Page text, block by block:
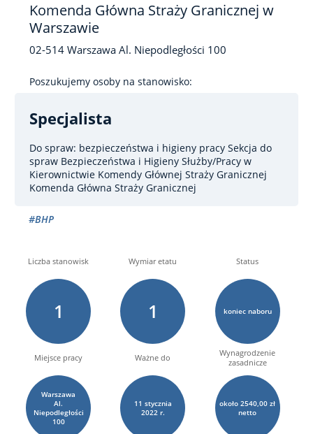
Komenda Główna Straży Granicznej w
Warszawie
02-514 Warszawa Al. Niepodległości 100
Poszukujemy osoby na stanowisko:
Specjalista
Do spraw: bezpieczeństwa i higieny pracy Sekcja do
spraw Bezpieczeństwa i Higieny Służby/Pracy w
Kierownictwie Komendy Głównej Straży Granicznej
Komenda Główna Straży Granicznej
#BHP
Liczba stanowisk
1
Wymiar etatu
1
Status
koniec naboru
Miejsce pracy
Warszawa
Al.
Niepodległości
100
Ważne do
11 stycznia
2022 r.
Wynagrodzenie
zasadnicze
około 2540,00 zł
netto